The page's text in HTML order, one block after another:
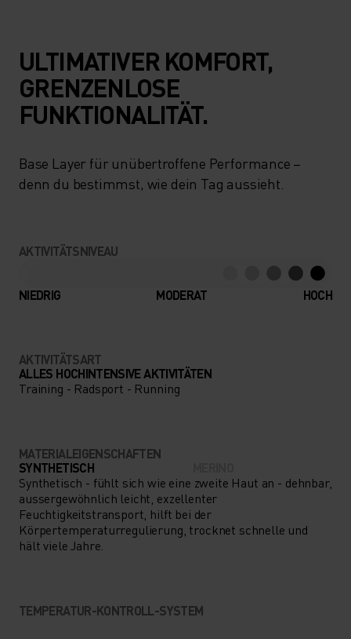
ULTIMATIVER KOMFORT,
GRENZENLOSE
FUNKTIONALITÄT.
Base Layer für unübertroffene Performance –
denn du bestimmst, wie dein Tag aussieht.
AKTIVITÄTSNIVEAU
NIEDRIG MODERAT HOCH
AKTIVITÄTSART
ALLES HOCHINTENSIVE AKTIVITÄTEN
Training - Radsport - Running
MATERIALEIGENSCHAFTEN
SYNTHETISCH
Synthetisch - fühlt sich wie eine zweite Haut an - dehnbar,
aussergewöhnlich leicht, exzellenter
Feuchtigkeitstransport, hilft bei der
Körpertemperaturregulierung, trocknet schnelle und
hält viele Jahre.
TEMPERATUR-KONTROLL-SYSTEM